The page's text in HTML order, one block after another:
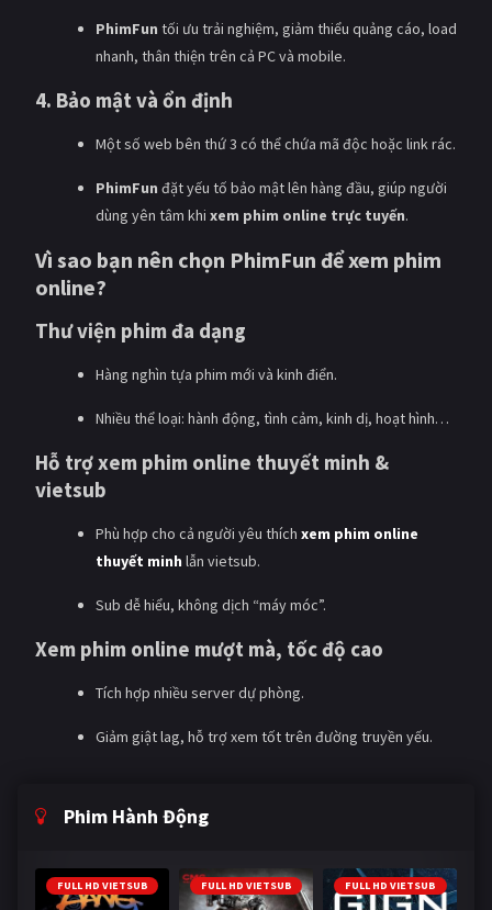
PhimFun tối ưu trải nghiệm, giảm thiểu quảng cáo, load
nhanh, thân thiện trên cả PC và mobile.
4. Bảo mật và ổn định
Một số web bên thứ 3 có thể chứa mã độc hoặc link rác.
PhimFun đặt yếu tố bảo mật lên hàng đầu, giúp người
dùng yên tâm khi xem phim online trực tuyến.
Vì sao bạn nên chọn PhimFun để xem phim
online?
Thư viện phim đa dạng
Hàng nghìn tựa phim mới và kinh điển.
Nhiều thể loại: hành động, tình cảm, kinh dị, hoạt hình…
Hỗ trợ xem phim online thuyết minh &
vietsub
Phù hợp cho cả người yêu thích xem phim online
thuyết minh lẫn vietsub.
Sub dễ hiểu, không dịch “máy móc”.
Xem phim online mượt mà, tốc độ cao
Tích hợp nhiều server dự phòng.
Giảm giật lag, hỗ trợ xem tốt trên đường truyền yếu.
Phim Hành Động
FULL HD VIETSUB FULL HD VIETSUB FULL HD VIETSUB